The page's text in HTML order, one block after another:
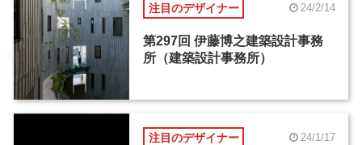
注目のデザイナー 24/2/14
第297回 伊藤博之建築設計事務
所（建築設計事務所）
注目のデザイナー 24/1/17